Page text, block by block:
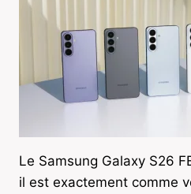
Le Samsung Galaxy S26
il est exactement comme